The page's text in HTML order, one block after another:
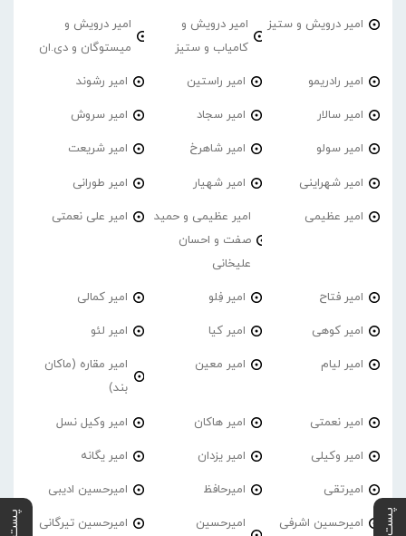
امیر درویش و ستیز
امیر درویش و
کامیاب و ستیز
امیر درویش و
میستوگان و دی.ان
امیر رادریمو امیر راستین امیر رشوند
امیر سالار امیر سجاد امیر سروش
امیر سولو امیر شاهرخ امیر شریعت
امیر شهراینی امیر شهیار امیر طورانی
امیر عظیمی
امیر عظیمی و حمید
صفت و احسان
علیخانی
امیر علی نعمتی
امیر فتاح امیر فِلو امیر کمالی
امیر کوهی امیر کیا امیر لئو
امیر لیام امیر معین
امیر مقاره (ماکان
بند)
امیر نعمتی امیر هاکان امیر وکیل نسل
امیر وکیلی امیر یزدان امیر یگانه
امیرتقی امیرحافظ امیرحسین ادیبی
امیرحسین اشرفی امیرحسین امیرحسین تیرگانی